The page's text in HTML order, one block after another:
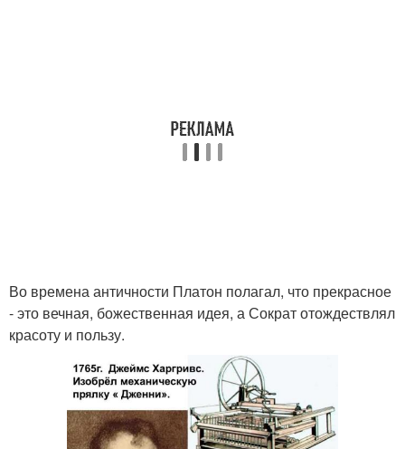
Во времена античности Платон полагал, что прекрасное
- это вечная, божественная идея, а Сократ отождествлял
красоту и пользу.